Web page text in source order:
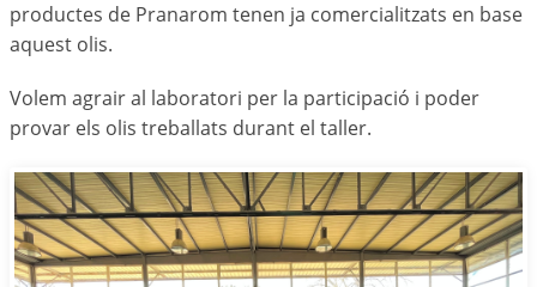
productes de Pranarom tenen ja comercialitzats en base
aquest olis.
Volem agrair al laboratori per la participació i poder
provar els olis treballats durant el taller.